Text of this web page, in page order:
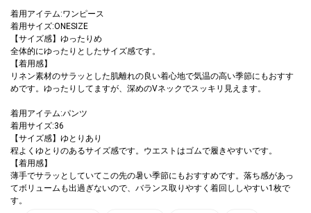
着用アイテム:ワンピース
着用サイズ:ONESIZE
【サイズ感】ゆったりめ
全体的にゆったりとしたサイズ感です。
【着用感】
リネン素材のサラッとした肌離れの良い着心地で気温の高い季節にもおすす
めです。ゆったりしてますが、深めのVネックでスッキリ見えます。
着用アイテム:パンツ
着用サイズ:36
【サイズ感】ゆとりあり
程よくゆとりのあるサイズ感です。ウエストはゴムで履きやすいです。
【着用感】
薄手でサラッとしていてこの先の暑い季節にもおすすめです。落ち感があっ
てボリュームも出過ぎないので、バランス取りやすく着回ししやすい1枚で
す。